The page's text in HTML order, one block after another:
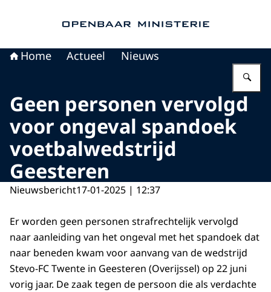
Home Actueel Nieuws
Geen personen vervolgd
voor ongeval spandoek
voetbalwedstrijd
Geesteren
Nieuwsbericht17-01-2025 | 12:37
Er worden geen personen strafrechtelijk vervolgd
naar aanleiding van het ongeval met het spandoek dat
naar beneden kwam voor aanvang van de wedstrijd
Stevo-FC Twente in Geesteren (Overijssel) op 22 juni
vorig jaar. De zaak tegen de persoon die als verdachte